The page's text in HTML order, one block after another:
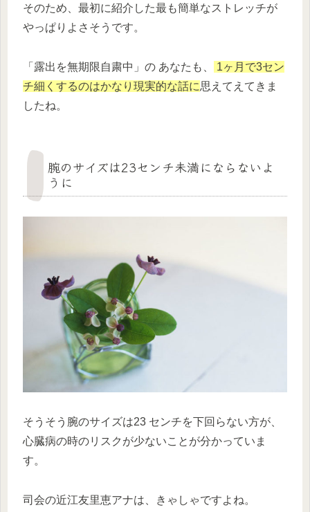
そのため、最初に紹介した最も簡単なストレッチが
やっぱりよさそうです。
「露出を無期限自粛中」の あなたも、
1ヶ月で3セン
チ細くするのはかなり現実的な話に思えてえてきま
したね。
腕のサイズは23センチ未満にならないよ
うに
そうそう 腕のサイズは23 センチを下回らない方が、
心臓病の時のリスクが少ないことが分かっていま
す。
司会の近江友里恵アナは、きゃしゃですよね。